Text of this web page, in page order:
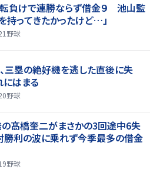
転負けで連勝ならず借金９ 池山監
持ってきたかったけど…」
野球
、三塁の絶好機を逃した直後に失
はまる
野球
の髙橋奎二がまさかの3回途中6失
利の波に乗れず今季最多の借金
野球